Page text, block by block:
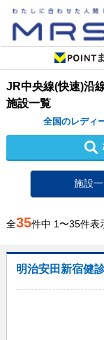
JR中央線(快速)沿
施設一覧
全国のレディ
施設
全35件中 1〜35件表
明治安田新宿健